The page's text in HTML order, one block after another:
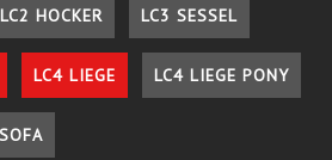
LC2 HOCKER LC3 SESSEL
LC4 LIEGE LC4 LIEGE PONY